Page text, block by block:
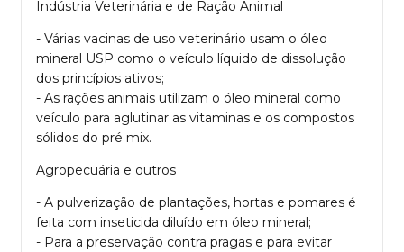
Indústria Veterinária e de Ração Animal
- Várias vacinas de uso veterinário usam o óleo
mineral USP como o veículo líquido de dissolução
dos princípios ativos;
- As rações animais utilizam o óleo mineral como
veículo para aglutinar as vitaminas e os compostos
sólidos do pré mix.
Agropecuária e outros
- A pulverização de plantações, hortas e pomares é
feita com inseticida diluído em óleo mineral;
- Para a preservação contra pragas e para evitar